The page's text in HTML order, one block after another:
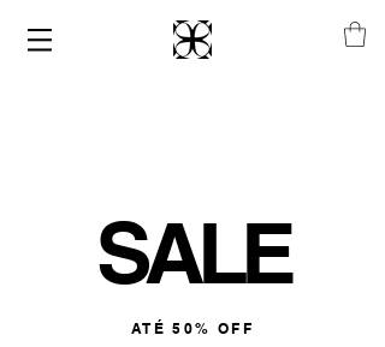
​SALE
ATÉ 50% OFF